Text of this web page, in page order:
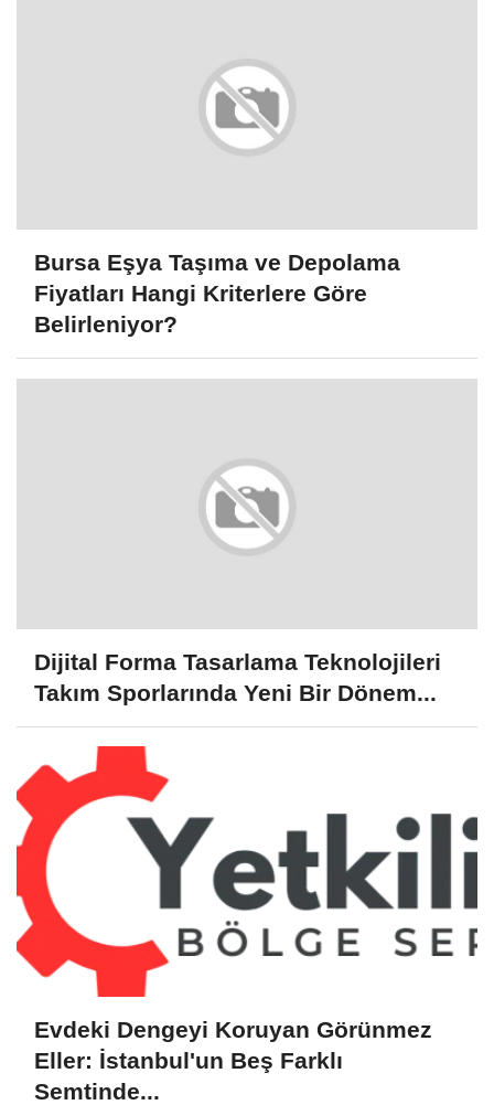
Bursa Eşya Taşıma ve Depolama
Fiyatları Hangi Kriterlere Göre
Belirleniyor?
Dijital Forma Tasarlama Teknolojileri
Takım Sporlarında Yeni Bir Dönem...
Evdeki Dengeyi Koruyan Görünmez
Eller: İstanbul'un Beş Farklı
Semtinde...